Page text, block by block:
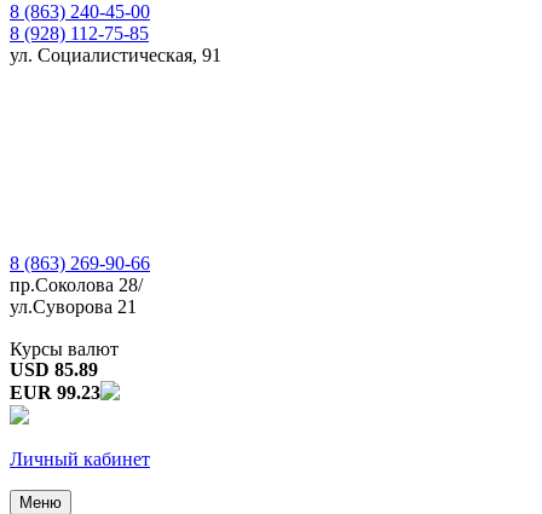
8 (863) 240-45-00
8 (928) 112-75-85
ул. Социалистическая, 91
8 (863) 269-90-66
пр.Соколова 28/
ул.Суворова 21
Курсы валют
USD 85.89
EUR 99.23
Личный кабинет
Меню